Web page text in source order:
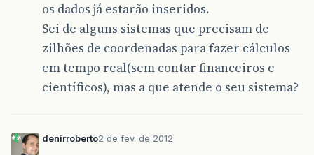
os dados já estarão inseridos.
Sei de alguns sistemas que precisam de
zilhões de coordenadas para fazer cálculos
em tempo real(sem contar financeiros e
científicos), mas a que atende o seu sistema?
denirroberto2 de fev. de 2012